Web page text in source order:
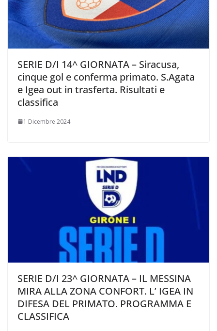
SERIE D/I 14^ GIORNATA – Siracusa,
cinque gol e conferma primato. S.Agata
e Igea out in trasferta. Risultati e
classifica
1 Dicembre 2024
SERIE D/I 23^ GIORNATA – IL MESSINA
MIRA ALLA ZONA CONFORT. L’ IGEA IN
DIFESA DEL PRIMATO. PROGRAMMA E
CLASSIFICA